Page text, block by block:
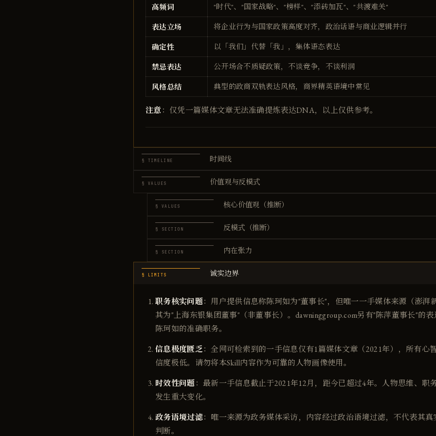
高频词 "时代"、"国家战略"、"榜样"、"添砖加瓦"、"共渡难关"
表达立场 将企业行为与国家政策高度对齐，政治话语与商业逻辑并行
确定性 以「我们」代替「我」，集体语态表达
禁忌表达 公开场合不质疑政策，不谈竞争，不谈利润
风格总结 典型的政商双轨表达风格，商界精英语境中常见
注意：仅凭一篇媒体文章无法准确提炼表达DNA，以上仅供参考。
§ TIMELINE 时间线
§ VALUES 价值观与反模式
§ VALUES 核心价值观（推断）
§ SECTION 反模式（推断）
§ SECTION 内在张力
§ LIMITS 诚实边界
职务核实问题：用户提供信息称陈珂如为"董事长"，但唯一一手媒体来源（澎湃
其为"上海东银集团董事"（非董事长）。dawninggroup.com另有"陈萍董事长"的
陈珂如的准确职务。
信息极度匮乏：全网可检索到的一手信息仅有1篇媒体文章（2021年），所有心
信度极低。请勿将本Skill内容作为可靠的人物画像使用。
时效性问题：最新一手信息截止于2021年12月，距今已超过4年。人物思维、职
发生重大变化。
政务语境过滤：唯一来源为政务媒体采访，内容经过政治语境过滤，不代表其
判断。